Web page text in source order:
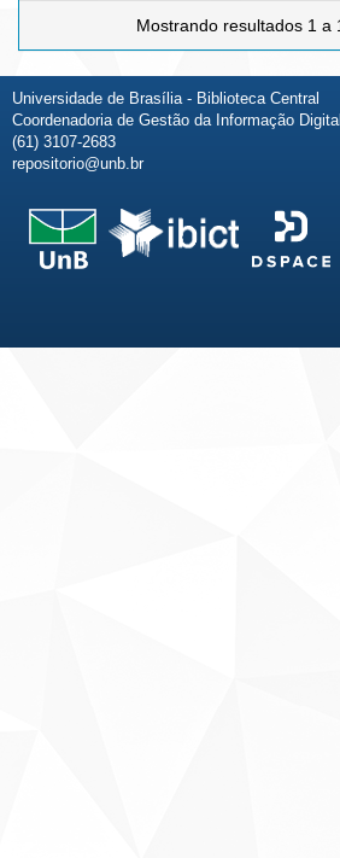
Mostrando resultados 1 a
Universidade de Brasília - Biblioteca Central
Coordenadoria de Gestão da Informação
(61) 3107-2683
repositorio@unb.br